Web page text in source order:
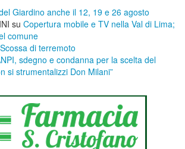
Giardino anche il 12, 19 e 26 agosto
su ​Copertura mobile e TV nella Val di Lima;
comune
Scossa di terremoto
sdegno e condanna per la scelta del
si strumentalizzi Don Milani”